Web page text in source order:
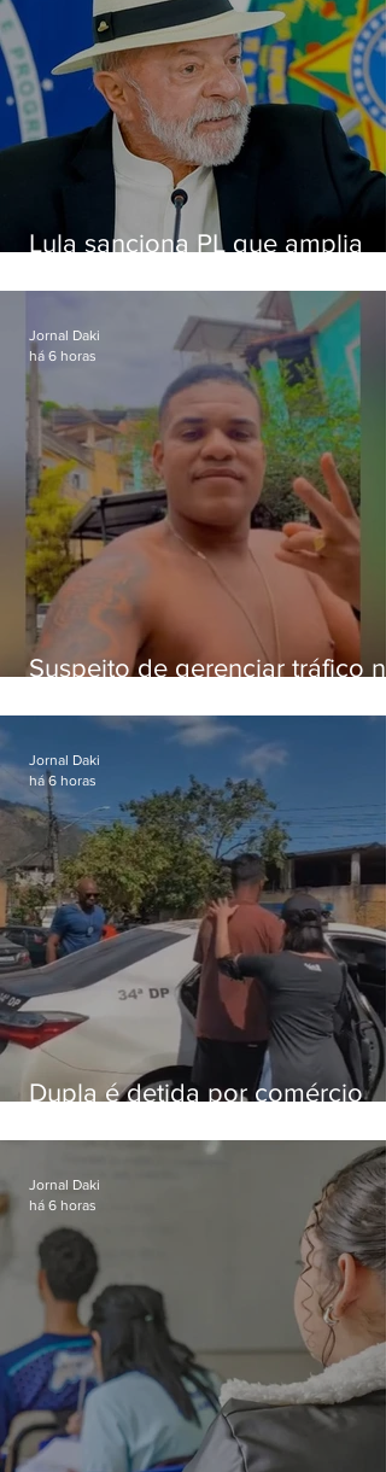
Lula sanciona PL que amplia
crianças
Suspeito de gerenciar tráfico na
foragido
Jornal Daki
há 6 horas
Dupla é detida por comércio
Bangu
Jornal Daki
há 6 horas
Jornal Daki
há 6 horas